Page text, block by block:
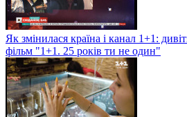
Як змінилася країна і канал 1+1:
фільм "1+1. 25 років ти не один"